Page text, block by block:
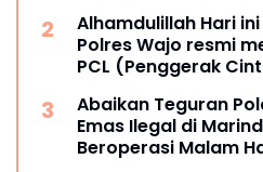
Alhamdulillah Hari
Polres Wajo resmi
PCL (Penggerak
Abaikan Teguran
Emas Ilegal di
Beroperasi Malam Hari Tiga